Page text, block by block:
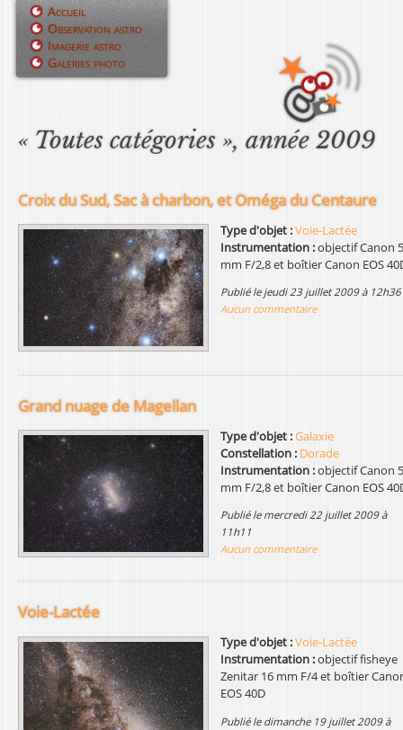
Jump to navigation
« Toutes catégories », année 2009
Croix du Sud, Sac à charbon, et Oméga du Centaure
Type d'objet :Voie-Lactée
Instrumentation :objectif Canon
mm F/2,8 et boîtier Canon EOS
publié le jeudi 23 juillet 2009 à 12h36
Aucun commentaire
Grand nuage de Magellan
Type d'objet :Galaxie
Constellation : Dorade
Instrumentation :objectif Canon
mm F/2,8 et boîtier Canon EOS
publié le mercredi 22 juillet 2009 à
11h11
Aucun commentaire
Voie-Lactée
Type d'objet :Voie-Lactée
Instrumentation :objectif fisheye
Zenitar 16 mm F/4 et boîtier
EOS 40D
publié le dimanche 19 juillet 2009 à
M
r
i
p
Accueil
Observation astro
Imagerie astro
Galeries photo